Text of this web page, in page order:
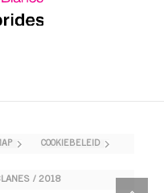
COOKIEBELEID
/ 2018